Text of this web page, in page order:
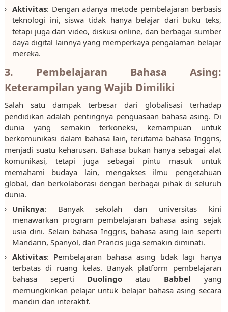
Aktivitas: Dengan adanya metode pembelajaran berbasis
teknologi ini, siswa tidak hanya belajar dari buku teks,
tetapi juga dari video, diskusi online, dan berbagai sumber
daya digital lainnya yang memperkaya pengalaman belajar
mereka.
3. Pembelajaran Bahasa Asing:
Keterampilan yang Wajib Dimiliki
Salah satu dampak terbesar dari globalisasi terhadap
pendidikan adalah pentingnya penguasaan bahasa asing. Di
dunia yang semakin terkoneksi, kemampuan untuk
berkomunikasi dalam bahasa lain, terutama bahasa Inggris,
menjadi suatu keharusan. Bahasa bukan hanya sebagai alat
komunikasi, tetapi juga sebagai pintu masuk untuk
memahami budaya lain, mengakses ilmu pengetahuan
global, dan berkolaborasi dengan berbagai pihak di seluruh
dunia.
Uniknya: Banyak sekolah dan universitas kini
menawarkan program pembelajaran bahasa asing sejak
usia dini. Selain bahasa Inggris, bahasa asing lain seperti
Mandarin, Spanyol, dan Prancis juga semakin diminati.
Aktivitas: Pembelajaran bahasa asing tidak lagi hanya
terbatas di ruang kelas. Banyak platform pembelajaran
bahasa seperti Duolingo atau Babbel yang
memungkinkan pelajar untuk belajar bahasa asing secara
mandiri dan interaktif.